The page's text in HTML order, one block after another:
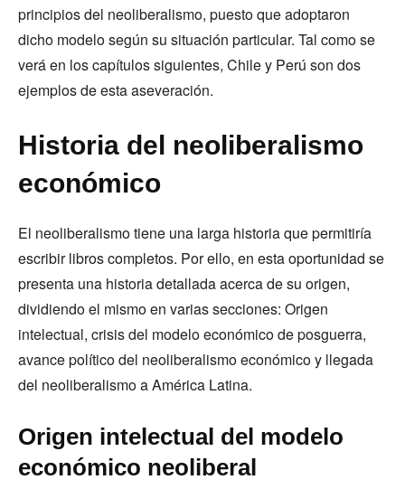
principios del neoliberalismo, puesto que adoptaron
dicho modelo según su situación particular. Tal como se
verá en los capítulos siguientes, Chile y Perú son dos
ejemplos de esta aseveración.
Historia del neoliberalismo
económico
El neoliberalismo tiene una larga historia que permitiría
escribir libros completos. Por ello, en esta oportunidad se
presenta una historia detallada acerca de su origen,
dividiendo el mismo en varias secciones: Origen
intelectual, crisis del modelo económico de posguerra,
avance político del neoliberalismo económico y llegada
del neoliberalismo a América Latina.
Origen intelectual del modelo
económico neoliberal